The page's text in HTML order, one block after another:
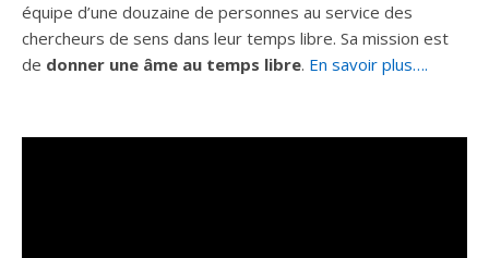
équipe d’une douzaine de personnes au service des
chercheurs de sens dans leur temps libre. Sa mission est
de donner une âme au temps libre. En savoir plus….